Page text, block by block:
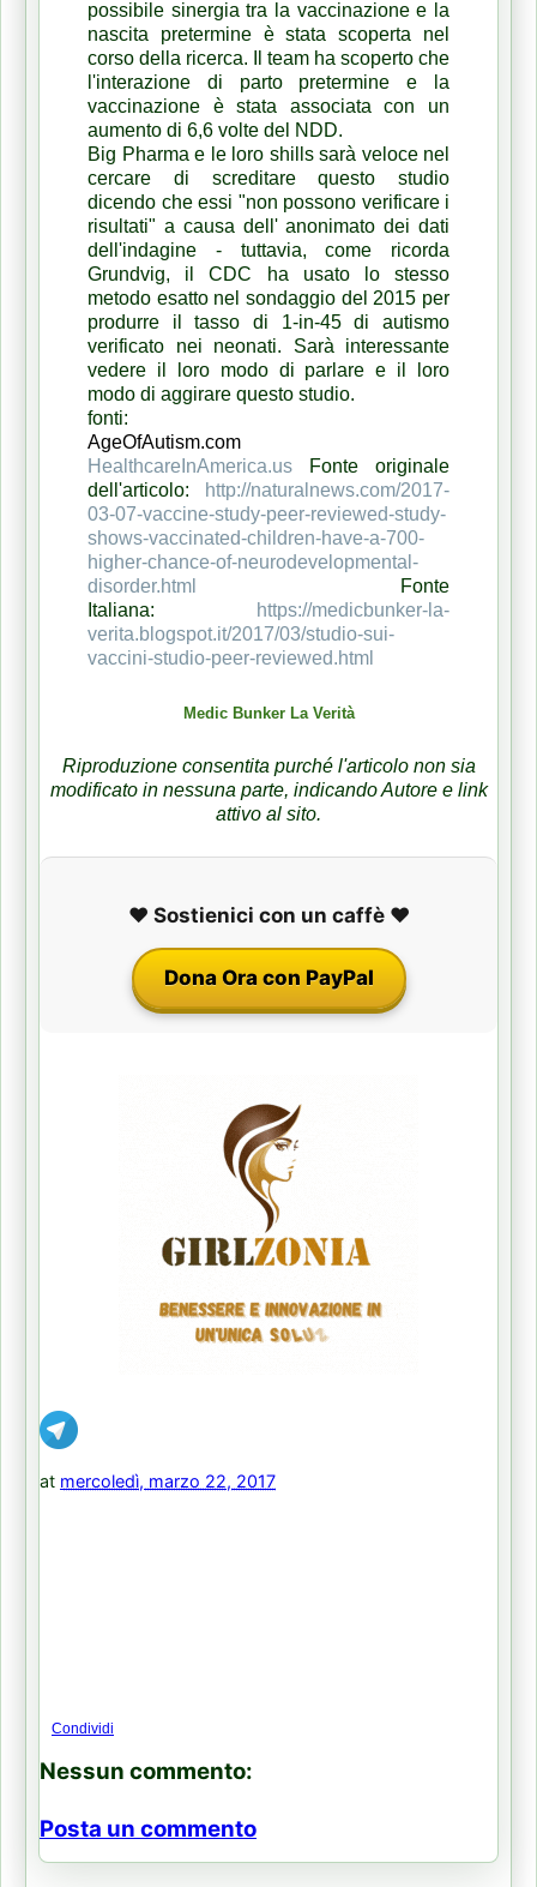
possibile sinergia tra la vaccinazione e la
nascita pretermine è stata scoperta nel
corso della ricerca.
Il team ha scoperto che
l'interazione di parto pretermine e la
vaccinazione è stata associata con un
aumento di 6,6 volte del NDD.
Big Pharma e le loro shills sarà veloce nel
cercare di screditare questo studio
dicendo che essi "non possono verificare i
risultati" a causa dell' anonimato dei dati
dell'indagine - tuttavia, come ricorda
Grundvig, il CDC ha usato lo stesso
metodo esatto nel sondaggio del 2015 per
produrre il tasso di 1-in-45 di autismo
verificato nei neonati. Sarà interessante
vedere il loro modo di parlare e il loro
modo di aggirare questo studio.
fonti:
AgeOfAutism.com
HealthcareInAmerica.us Fonte originale
dell'articolo:
http://naturalnews.com/2017-
03-07-vaccine-study-peer-reviewed-study-
shows-vaccinated-children-have-a-700-
higher-chance-of-neurodevelopmental-
disorder.html
Fonte
Italiana:
https://medicbunker-la-
verita.blogspot.it/2017/03/studio-sui-
vaccini-studio-peer-reviewed.html
Medic Bunker La Verità
Riproduzione consentita purché l'articolo non sia
modificato in nessuna parte, indicando Autore e link
attivo al sito.
❤️ Sostienici con un caffè ❤️
Dona Ora con PayPal
at mercoledì, marzo 22, 2017
Condividi
Nessun commento:
Posta un commento